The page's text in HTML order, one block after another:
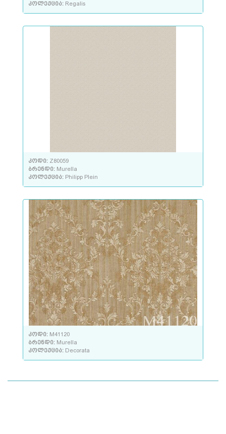
კოლექცია: Regalis
კოდი: Z80059
ბრენდი: Murella
კოლექცია: Philipp Plein
კოდი: M41120
ბრენდი: Murella
კოლექცია: Decorata